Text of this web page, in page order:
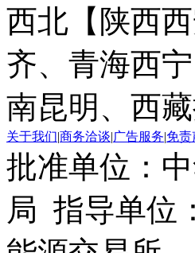
西北【陕西
齐、青海西宁
南昆明、西藏
关于我们|商务洽谈|广告服务|免责
批准单位：
局 指导单位